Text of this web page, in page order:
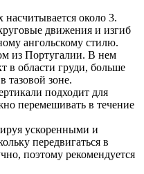
насчитывается около 3.
движения и изгиб
ангольскому стилю.
из Португалии. В нем
в области груди, больше
тазовой зоне.
подходит для
перемешивать в течение
ускоренными и
передвигаться в
поэтому рекомендуется